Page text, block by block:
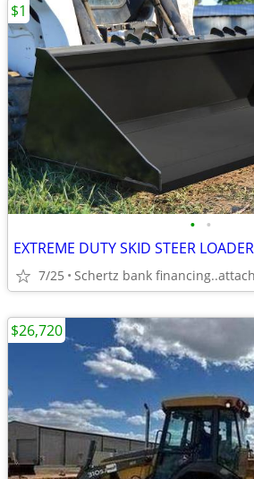
• •
EXTREME DUTY SKID STEER
7/25
$1
$26,720